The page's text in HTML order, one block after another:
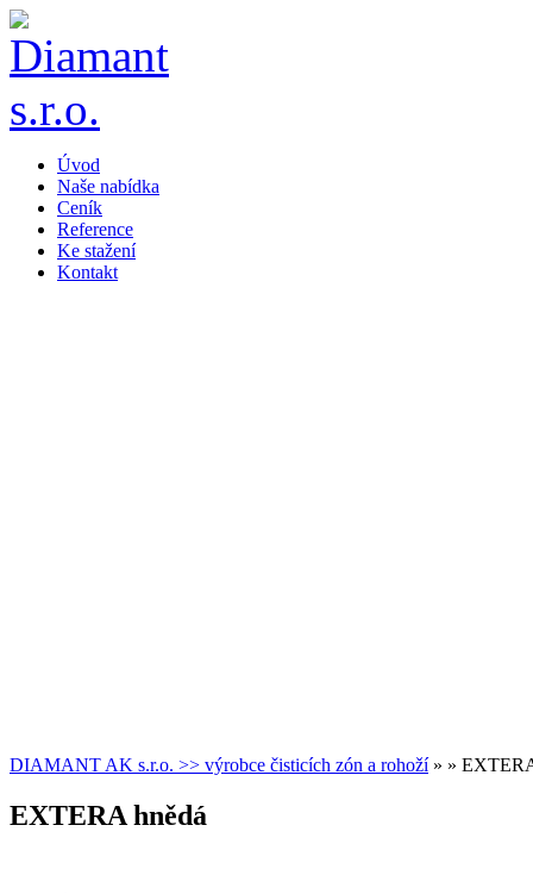
Úvod
Naše nabídka
Ceník
Reference
Ke stažení
Kontakt
DIAMANT AK s.r.o. >> výrobce čisticích zón a rohoží» »
EXTERA hnědá